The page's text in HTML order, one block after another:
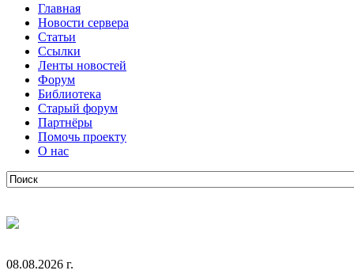
Главная
Новости сервера
Статьи
Ссылки
Ленты новостей
Форум
Библиотека
Старый форум
Партнёры
Помочь проекту
О нас
08.08.2026 г.